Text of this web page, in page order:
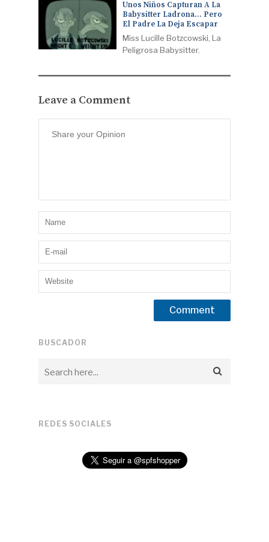
Unos Niños Capturan A La
Babysitter Ladrona… Pero
El Padre La Deja Escapar
Miss Lucille Botzcowski, La
Peligrosa Babysitter.
Leave a Comment
BUSCADOR
REDES SOCIALES